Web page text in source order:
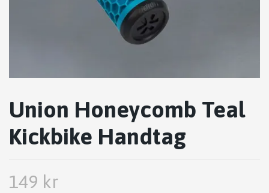
Union Honeycomb Teal
Kickbike Handtag
149 kr